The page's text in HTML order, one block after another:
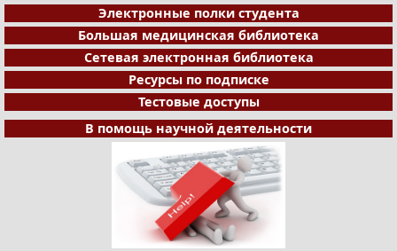
Электронные полки студента
Большая медицинская библиотека
Сетевая электронная библиотека
Ресурсы по подписке
Тестовые доступы
В помощь научной деятельности